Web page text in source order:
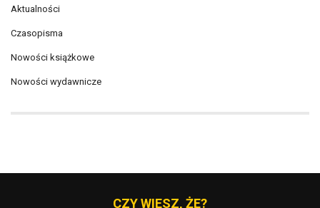
Aktualności
Czasopisma
Nowości książkowe
Nowości wydawnicze
CZY WIESZ, ŻE?